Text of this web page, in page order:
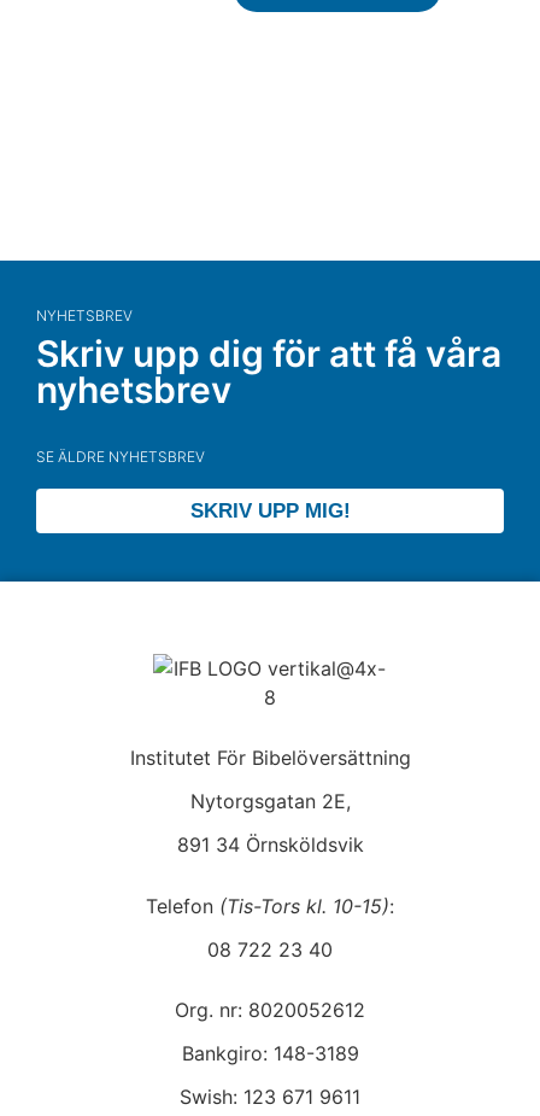
NYHETSBREV
Skriv upp dig för att få våra
nyhetsbrev
SE ÄLDRE NYHETSBREV
SKRIV UPP MIG!
Institutet För Bibelöversättning
Nytorgsgatan 2E,
891 34 Örnsköldsvik
Telefon (Tis-Tors kl. 10-15):
08 722 23 40
Org. nr: 8020052612
Bankgiro: 148-3189
Swish: 123 671 9611